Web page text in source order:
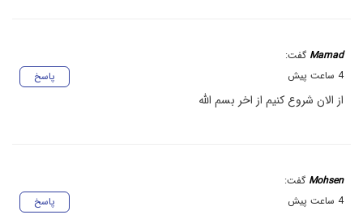
Mamad گفت:
پاسخ
4 ساعت پیش
از الان شروع کنیم از اخر بسم الله
Mohsen گفت:
پاسخ
4 ساعت پیش